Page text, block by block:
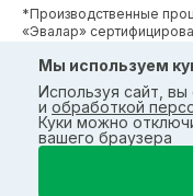
*Производственные
«Эвалар»
Мы используем
Используя сайт,
и обработкой
Куки можно
вашего браузера